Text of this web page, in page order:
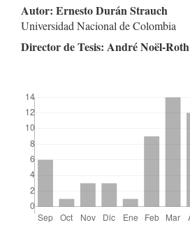
Contenido
principal
artículo
Autor: Ernesto Durán Strauch
Universidad Nacional de Colombia
Director de Tesis: André Noël-Roth